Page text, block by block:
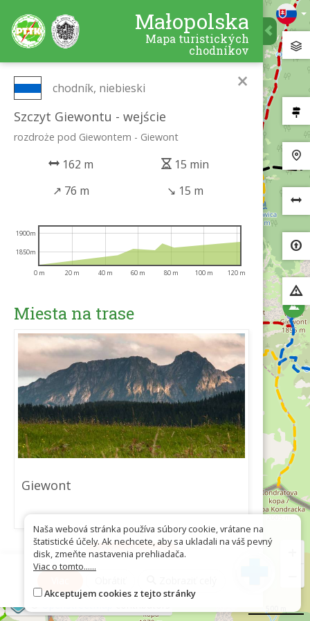
Małopolska
Mapa turistických
chodníkov
×
chodník, niebieski
Szczyt Giewontu - wejście
rozdroże pod Giewontem - Giewont
162 m
15 min
↗ 76 m ↘ 15 m
0 m 20 m 40 m 60 m 80 m 100 m 120 m
1850m
1900m
Miesta na trase
Giewont
Stiahnuť ako GPX
Naša webová stránka používa súbory cookie, vrátane na
štatistické účely. Ak nechcete, aby sa ukladali na váš pevný
disk, zmeňte nastavenia prehliadača.
Viac o tomto......
Akceptujem cookies z tejto stránky